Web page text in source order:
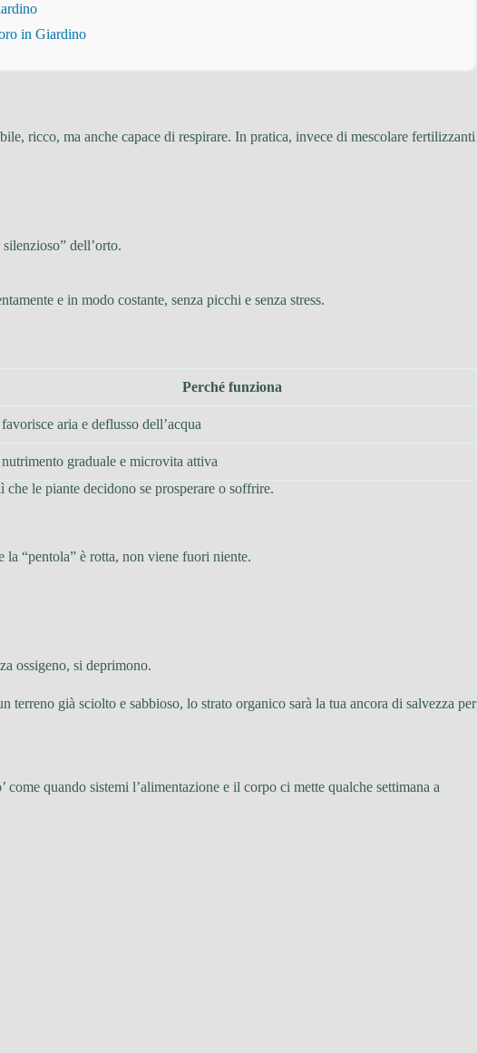
in Giardino
ricco, ma anche capace di respirare. In pratica, invece di mescolare fertilizzanti
dell’orto.
e in modo costante, senza picchi e senza stress.
Perché funziona
favorisce aria e deflusso dell’acqua
nutrimento graduale e microvita attiva
le piante decidono se prosperare o soffrire.
“pentola” è rotta, non viene fuori niente.
ossigeno, si deprimono.
già sciolto e sabbioso, lo strato organico sarà la tua ancora di salvezza per
quando sistemi l’alimentazione e il corpo ci mette qualche settimana a